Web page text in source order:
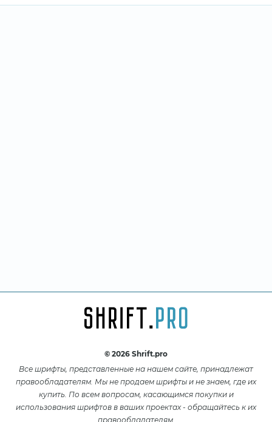
© 2026 Shrift.pro
Все шрифты, представленные на нашем сайте, принадлежат
правообладателям. Мы не продаем шрифты и не знаем, где их
купить. По всем вопросам, касающимся покупки и
использования шрифтов в ваших проектах - обращайтесь к их
правообладателям.